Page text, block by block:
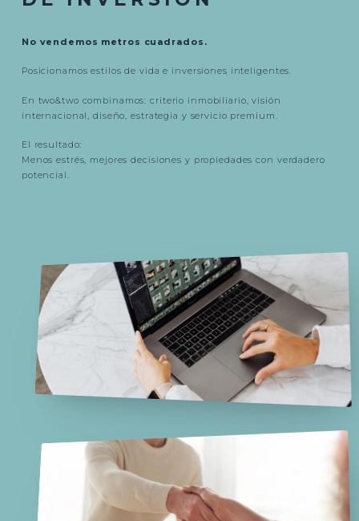
No vendemos metros cuadrados.
Posicionamos estilos de vida e inversiones inteligentes.
En two&two combinamos: criterio inmobiliario, visión
internacional, diseño, estrategia y servicio premium.
El resultado:
Menos estrés, mejores decisiones y propiedades con verdadero
potencial.